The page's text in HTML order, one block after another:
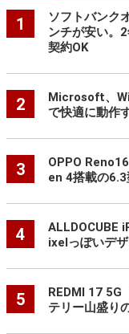
1
ソフトバンク
ンチが安い。
契約OK
2
Microsoft、
で快適に動作
3
OPPO
en 4搭載の6.3
4
ALLDOCUBE
ixelっぽいデ
5
REDMI 17 5G
テリー山盛り